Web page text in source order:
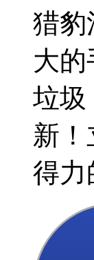
猎豹
大
垃圾
新
得力